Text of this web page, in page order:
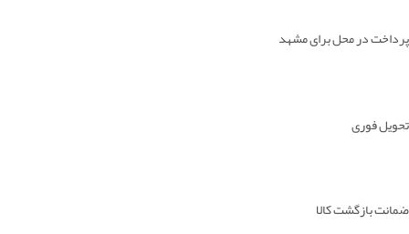
پرداخت در محل برای مشهد
تحویل فوری
ضمانت بازگشت کالا